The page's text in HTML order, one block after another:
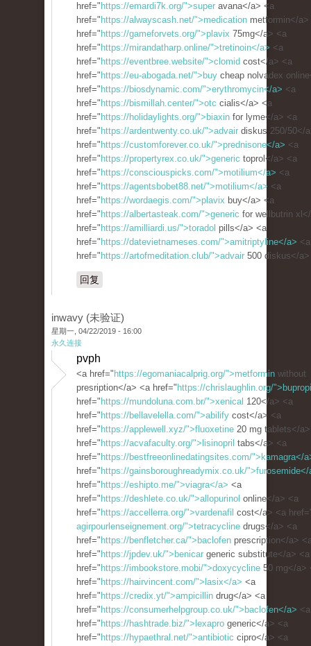
href=" https://emardi7k.org/">super avana</a> <a
href=" https://alwayscash.net/">medication metformin</a>
href=" https://gameforvets.org/">plavix 75mg</a> <a
href=" https://mirandatharp.online/">tretinoin</a> <a
href=" https://eventbree.website/">clomid cost</a> <a
href=" https://eu-abogada.net/">buy cheap nolvadex
href=" https://biosdynamic.com/">erythromycin</a> <a
href=" https://bismillah.center/">otc cialis</a> <a
href=" https://holidaylights.org/">biaxin for lyme</a> <a
href=" https://ardentwenty.co.uk/">advair diskus 250/50</
href=" https://customforever.co.uk/">prednisone</a> <a
href=" https://propertyrex.co.uk/">generic toprol</a> <a
href=" https://consciouspicks.com/">motilium</a> <a
href=" https://agentsbobet88.net/">motilium</a> <a
href=" https://wordaegis.com/">plavix buy</a> <a
href=" https://albertasteak.com/">generic for wellbutrin
href=" https://amilliardi.us/">toradol pills</a> <a
href=" https://datevietnameses.com/">amitriptyline</a> <a
href=" https://artofmeditation.club/">advair 500 diskus</a>
回复
inwavy (未验证)
星期一, 04/22/2019 - 16:00
永久连接
pvph
<a href=" https://egomaniacalprig.org/">metformin without
presription</a> <a href=" https://chrislaughlin.org/
href=" https://mundoluna.com.br/">xenical 120</a> <a
href=" https://bellavelella.com/">abilify cost</a> <a
href=" https://applewell.xyz/">fluoxetine 20 mg tablets</
href=" https://acvafaculty.org/">lisinopril tabs</a> <a
href=" https://bestfreeonlinedatingsites.com/">kamagra</
href=" https://gainsboroughreadymix.co.uk/">furosemide</
href=" https://eshipto.me/">viagra</a> <a
href=" https://deshlete.co.uk/">allopurinol online</a> <a
href=" https://accellerra.org/">vardenafil cost</a> <a
agirpourlenseignement.org/">tetracycline drugs</a> <a
href=" https://benfletcher.ca/">baclofen prescription</a>
href=" https://jpdev.uk/">benicar generic substitute</a> <a
href=" https://imbookstore.mobi/">doxycycline 50 mg</a>
href=" https://hairvincent.com/">lasix</a> <a
href=" https://credix.yt/">ampicillin drug</a> <a
href=" https://consumerhelpgroup.co.uk/">baclofen</a> <a
href=" https://hashtrade.biz/">lexapro generic</a> <a
href=" https://hypaethral.net/">antibiotic cipro</a> <a